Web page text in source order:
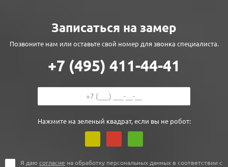
Записаться на замер
Позвоните нам или оставьте свой номер для звонка специалиста.
+7 (495) 411-44-41
Нажмите на зеленый квадрат, если вы не робот:
Я даю согласие на обработку персональных данных в соответствии с